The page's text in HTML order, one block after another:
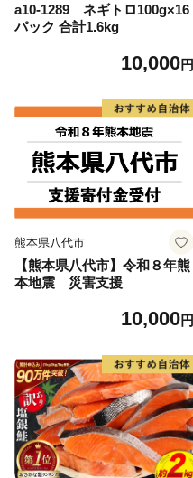
a10-1289 ネギトロ100g×16
パック 合計1.6kg
10,000円
熊本県八代市
【熊本県八代市】令和８年熊
本地震 災害支援
10,000円